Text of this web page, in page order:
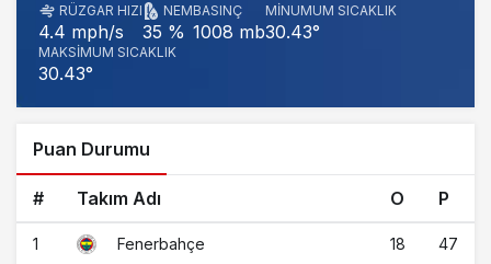
RÜZGAR HIZI
4.4 mph/s
NEM
35 %
BASINÇ
1008 mb
MINUMUM SICAKLIK
30.43°
MAKSIMUM SICAKLIK
30.43°
Puan Durumu
# Takım Adı O P
1 Fenerbahçe 18 47